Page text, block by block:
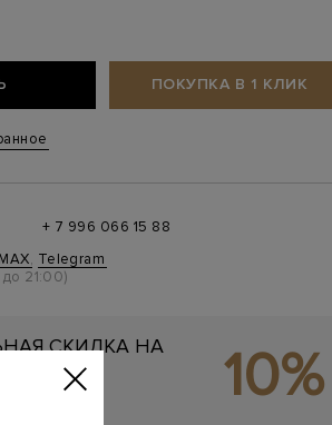
ПОКУПКА В 1 КЛИК
+ 7 996 066 15 88
MAX, Telegram
21:00)
СКИДКА НА
10%